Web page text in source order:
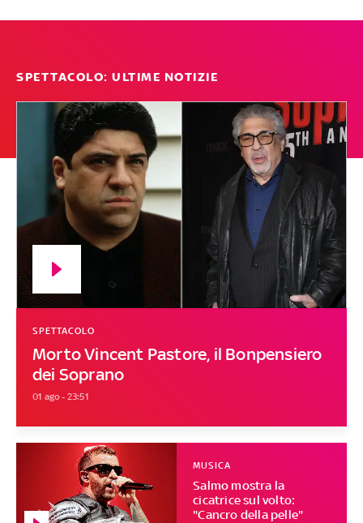
SPETTACOLO: ULTIME NOTIZIE
Morto Vincent Pastore, il Bonpensiero
dei Soprano
SPETTACOLO
01 ago - 23:51
Salmo mostra la
cicatrice sul volto:
"Cancro della pelle"
MUSICA